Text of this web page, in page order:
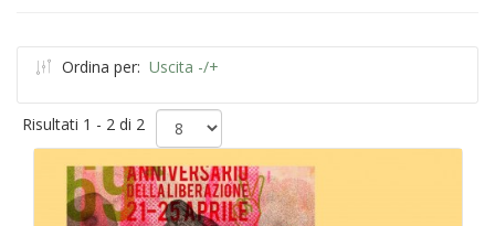
Ordina per: Uscita -/+
Risultati 1 - 2 di 2